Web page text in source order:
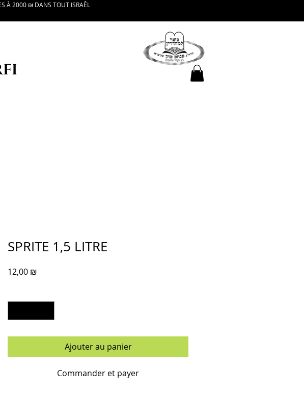
À 2000 ₪ DANS TOUT ISRAÊL
SPRITE 1,5 LITRE
12,00 ₪
Ajouter au panier
Commander et payer